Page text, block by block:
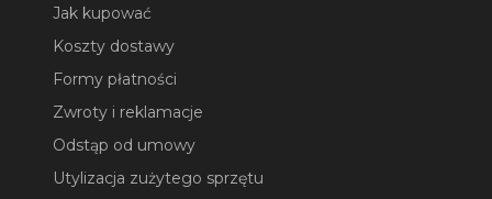
Jak kupować
Koszty dostawy
Formy płatności
Zwroty i reklamacje
Odstąp od umowy
Utylizacja zużytego sprzętu